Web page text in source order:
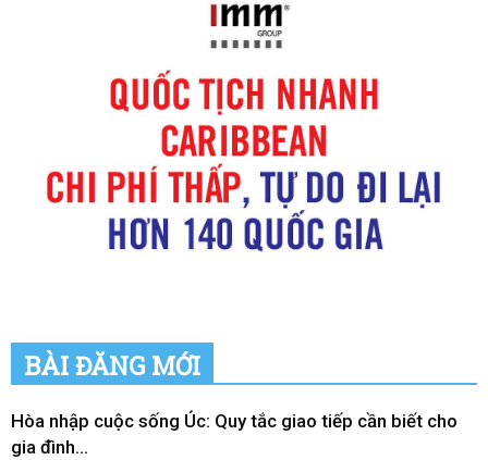
BÀI ĐĂNG MỚI
Hòa nhập cuộc sống Úc: Quy tắc giao tiếp cần biết cho
gia đình...